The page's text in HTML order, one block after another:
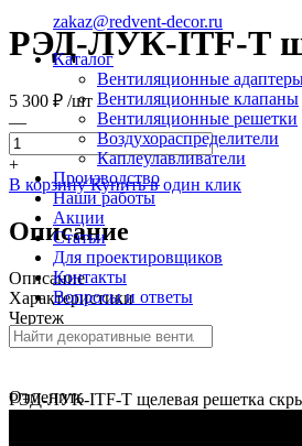
РЭД-ЛУК-ITF-Т
5 300 ₽ /шт
—
+
В корзинуКупить в один клик
Описание
Описание
Характеристики
Чертеж
Пример заказа
РЭД-ЛУК-ITF-Т щелевая решетка
zakaz@redvent-decor.ru
Каталог
Вентиляционные
Вентиляционные клапаны
Вентиляционные решетки
Воздухораспределители
Каплеулавливатели
Производство
Наши работы
Акции
Статьи
Для проектировщиков
Контакты
Вопросы и ответы
Отменить